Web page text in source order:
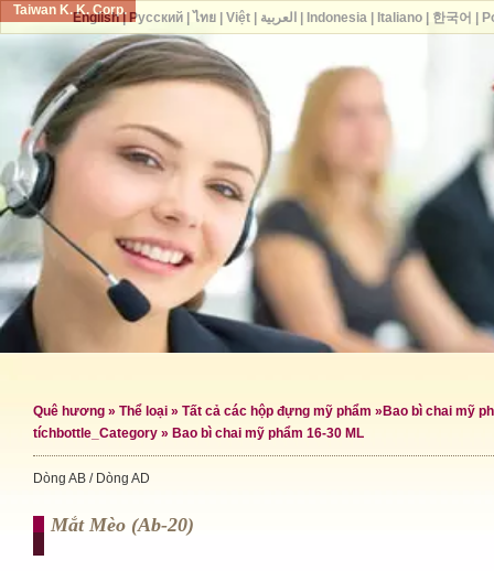
Taiwan K. K. Corp.
Quê hương » Thể loại » Tất cả các hộp đựng mỹ phẩm » Bao bì chai mỹ
tíchbottle_Category » Bao bì chai mỹ phẩm 16-30 ML
Dòng AB / Dòng AD
Mắt Mèo (ab-20)
English| Русский| ไทย| Việt| العربية Indonesia| Italiano| 한국어